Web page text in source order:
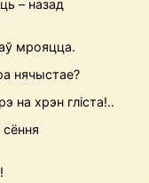
– назад
мрояцца.
нячыстае?
на хрэн гліста!..